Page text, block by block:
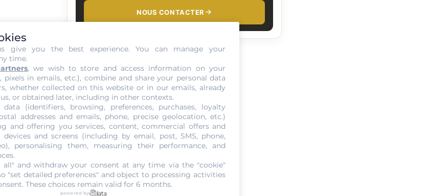
NOUS CONTACTER
COURS DE L'OR -
gramme à Paris 10
give you the best experience. You can manage your
time.
, we wish to store and access information on your
pixels in emails, etc.), combine and share your personal data
whether collected on this website or in our emails, already
or obtained later, including in other contexts.
(identifiers, browsing, preferences, purchases, loyalty
addresses and emails, phone, precise geolocation, etc.)
and offering you services, content, commercial offers and
devices and screens (including by email, post, SMS, phone,
personalising them, measuring their performance, and
all" and withdraw your consent at any time via the "cookie"
"set detailed preferences" and object to processing activities
These choices remain valid for 6 months.
powered by